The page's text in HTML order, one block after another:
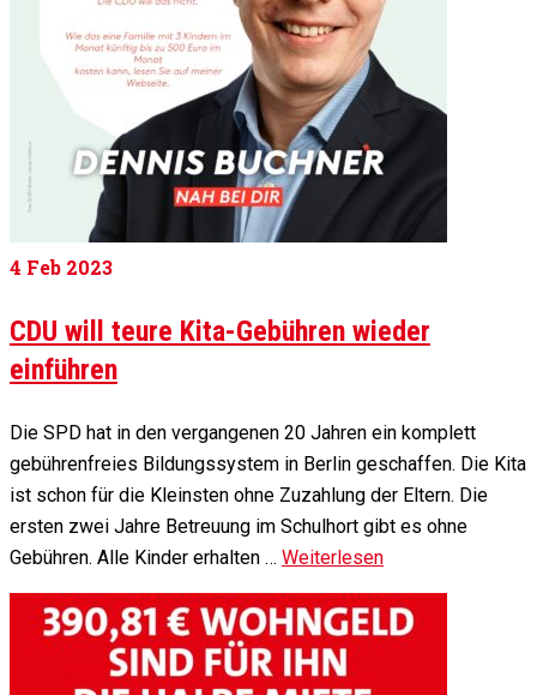
4 Feb 2023
CDU will teure Kita-Gebühren wieder
einführen
Die SPD hat in den vergangenen 20 Jahren ein komplett
gebührenfreies Bildungssystem in Berlin geschaffen. Die Kita
ist schon für die Kleinsten ohne Zuzahlung der Eltern. Die
ersten zwei Jahre Betreuung im Schulhort gibt es ohne
Gebühren. Alle Kinder erhalten … Weiterlesen